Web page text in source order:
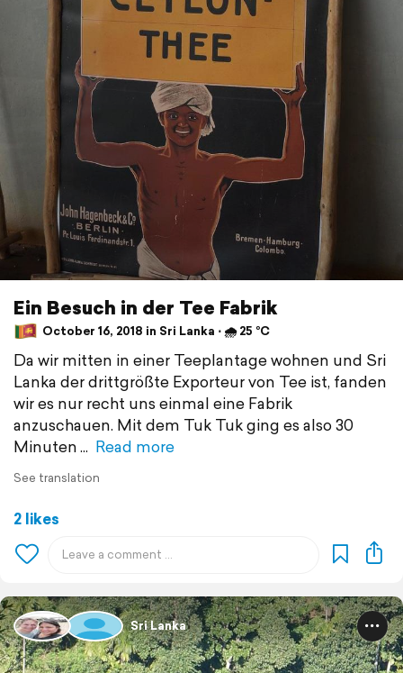
Ein Besuch in der Tee Fabrik
October 16, 2018 in Sri Lanka ⋅ 🌧 25 °C
Da wir mitten in einer Teeplantage wohnen und Sri
Lanka der drittgrößte Exporteur von Tee ist, fanden
wir es nur recht uns einmal eine Fabrik
anzuschauen. Mit dem Tuk Tuk ging es also 30
Minuten
Read more
See translation
2 likes
Sri Lanka